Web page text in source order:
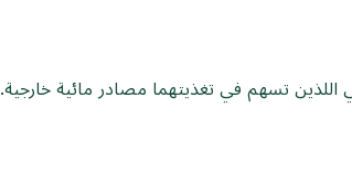
اللذين تسهم في تغذيتهما مصادر مائية خارجية.